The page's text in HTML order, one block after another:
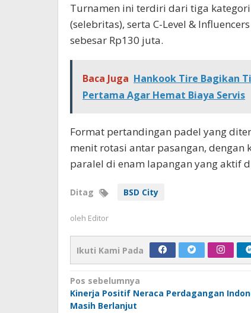
Turnamen ini terdiri dari tiga
(selebritas), serta C-Level &
sebesar Rp130 juta.
Baca Juga Hankook Tire Bagikan
Pertama Agar Hemat Biaya Servis
Format pertandingan padel yang
menit rotasi antar pasangan, dengan
paralel di enam lapangan yang aktif
Ditag BSD City
oleh Editor
Ikuti Kami Pada
Navigasi
pos
Pos sebelumnya
Kinerja Positif Neraca Perdagangan
Masih Berlanjut